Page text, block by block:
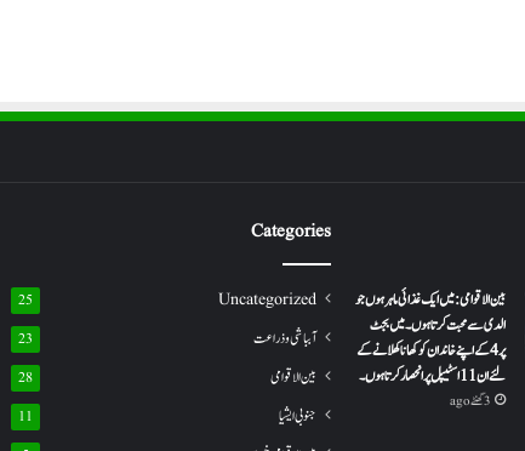
بین الاقوامی: میں ایک غذائی ماہر ہوں جو
الدی سے محبت کرتا ہوں ۔ میں بجٹ
پر 4 کے اپنے خاندان کو کھانا کھلانے کے
لئے ان 11 اسٹیپل پر انحصار کرتا ہوں ۔
3 گھنٹے ago
Categories
Uncategorized
25
آبباشی وذراعت 23
بین الاقوامی 28
جنوبی ایشیا 11